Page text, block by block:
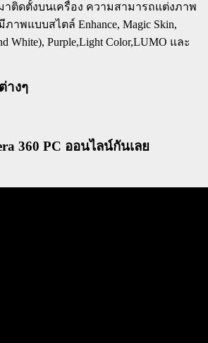
าติดตั้งบนเครื่อง ความสามารถแต่งภาพ
ภาพแบบสไตล์ Enhance, Magic Skin,
White), Purple,Light Color,LUMO และ
างๆ
360 PC ออนไลน์กันเลย